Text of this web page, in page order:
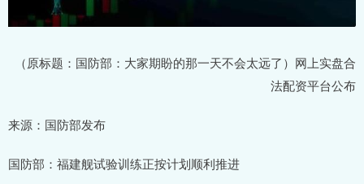
（原标题：国防部：大家期盼的那一天不会太远了）网上实盘合
法配资平台公布
来源：国防部发布
国防部：福建舰试验训练正按计划顺利推进